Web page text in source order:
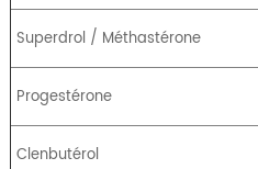
Superdrol / Méthastérone
Progestérone
Clenbutérol